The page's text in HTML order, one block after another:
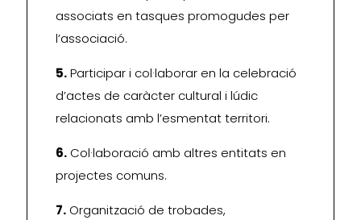
associats en tasques promogudes per
l’associació.
5.Participar i col·laborar en la celebració
d’actes de caràcter cultural i lúdic
relacionats amb l’esmentat territori.
6. Col·laboració amb altres entitats en
projectes comuns.
7. Organització de trobades,